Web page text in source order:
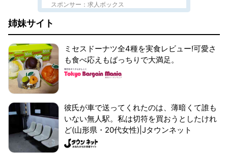
スポンサー：求人ボックス
姉妹サイト
ミセスドーナツ全4種を実食レビュー!可愛さ
も食べ応えもばっちりで大満足。
彼氏が車で送ってくれたのは、薄暗くて誰も
いない無人駅。私は切符を買おうとしたけれ
ど(山形県・20代女性)|Jタウンネット